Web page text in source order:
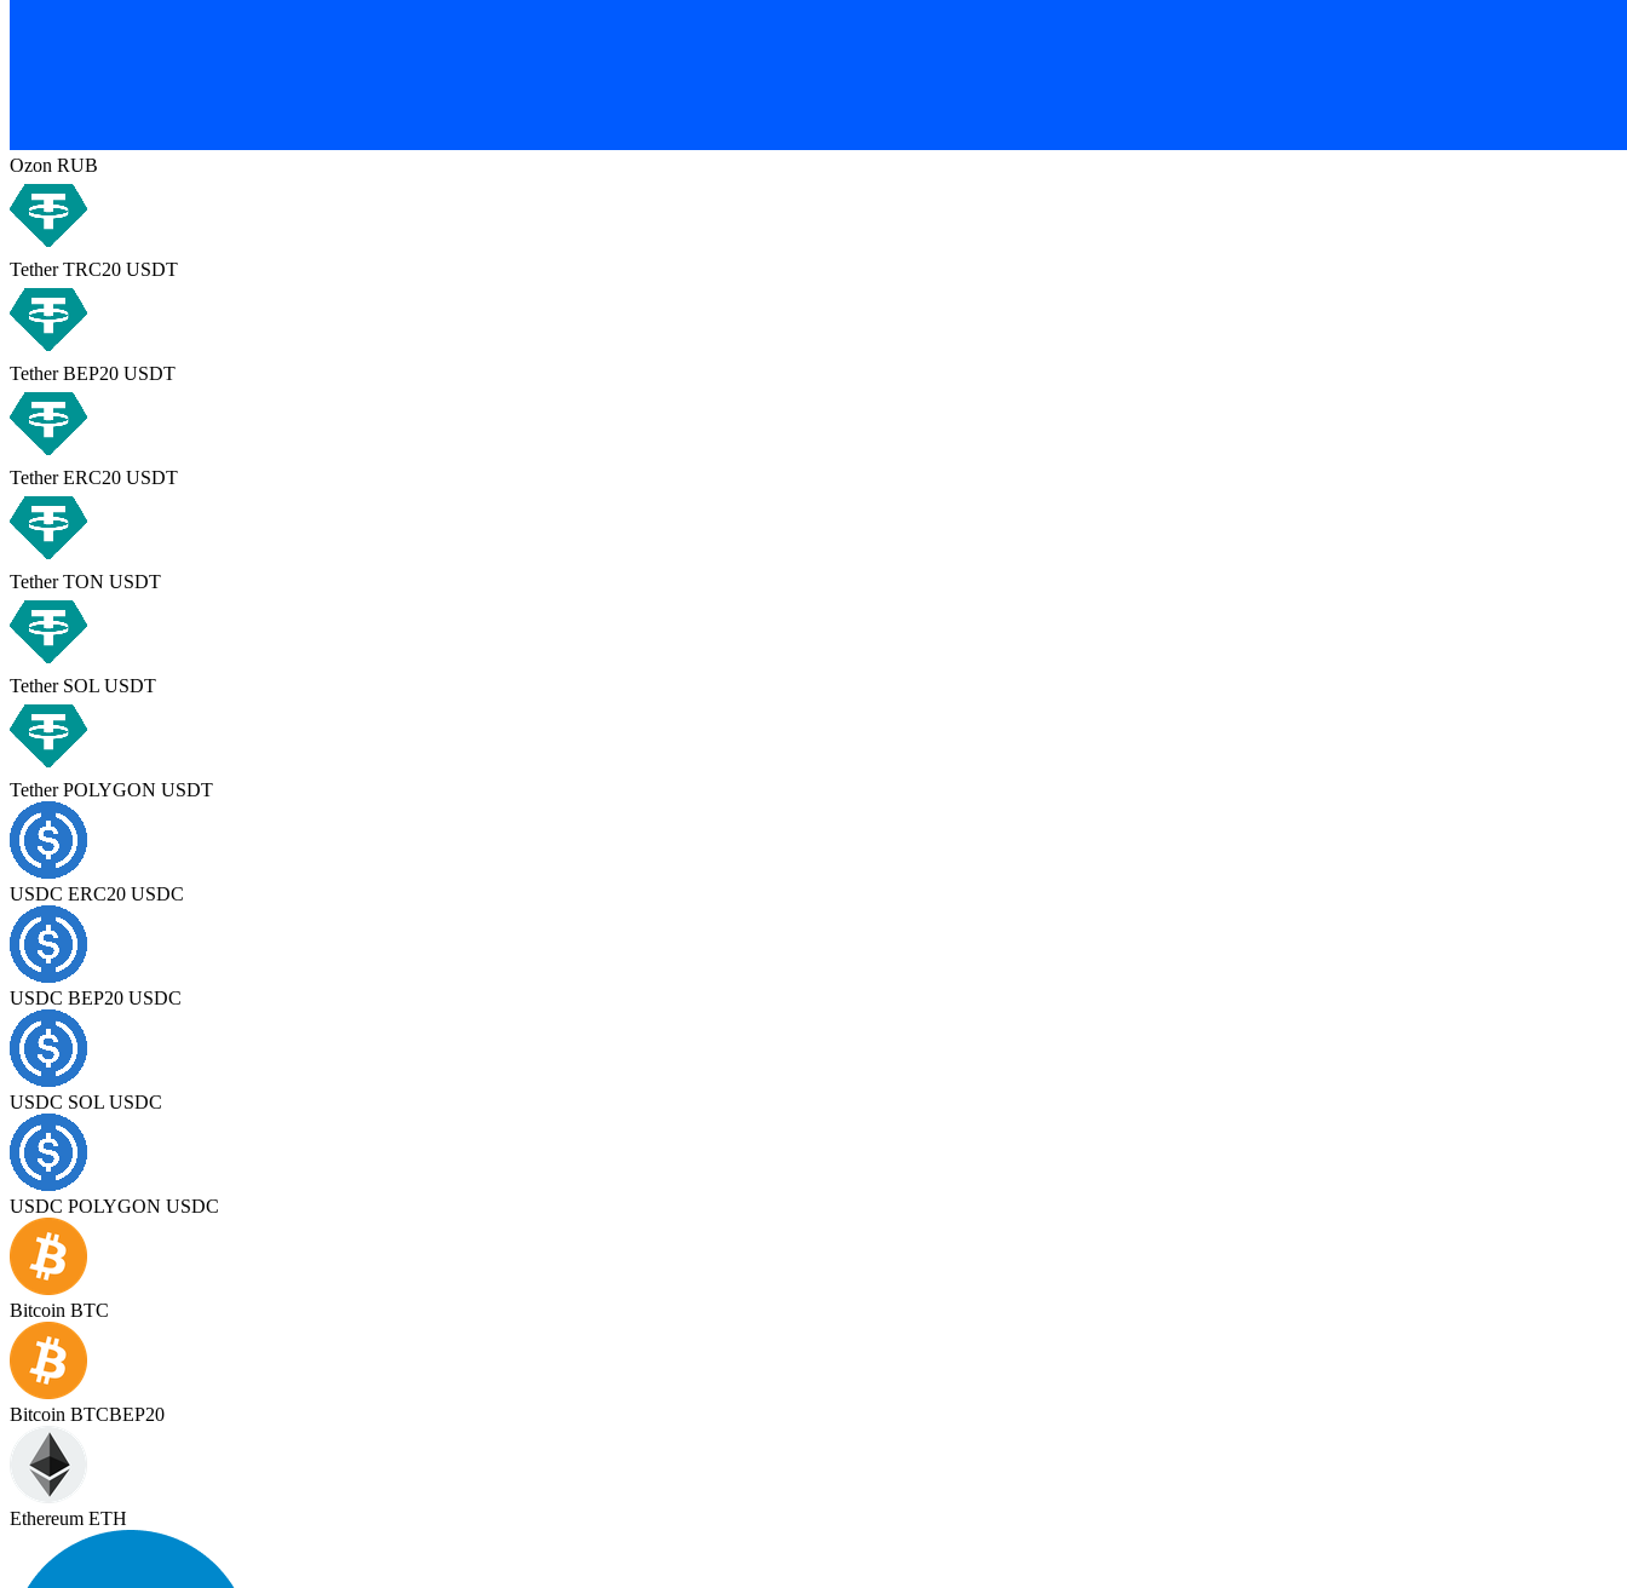
Ozon RUB
Tether TRC20 USDT
Tether BEP20 USDT
Tether ERC20 USDT
Tether TON USDT
Tether SOL USDT
Tether POLYGON USDT
USDC ERC20 USDC
USDC BEP20 USDC
USDC SOL USDC
USDC POLYGON USDC
Bitcoin BTC
Bitcoin BTCBEP20
Ethereum ETH